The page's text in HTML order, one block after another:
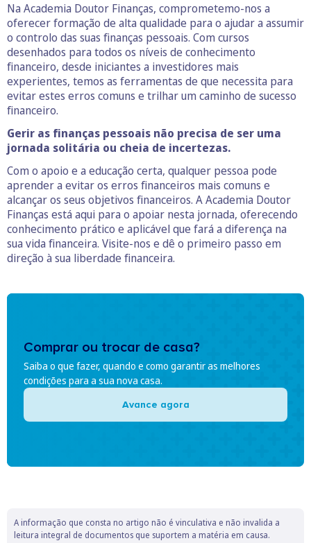
Na Academia Doutor Finanças, comprometemo-nos a
oferecer formação de alta qualidade para o ajudar a assumir
o controlo das suas finanças pessoais. Com cursos
desenhados para todos os níveis de conhecimento
financeiro, desde iniciantes a investidores mais
experientes, temos as ferramentas de que necessita para
evitar estes erros comuns e trilhar um caminho de sucesso
financeiro.
Gerir as finanças pessoais não precisa de ser uma
jornada solitária ou cheia de incertezas.
Com o apoio e a educação certa, qualquer pessoa pode
aprender a evitar os erros financeiros mais comuns e
alcançar os seus objetivos financeiros. A Academia Doutor
Finanças está aqui para o apoiar nesta jornada, oferecendo
conhecimento prático e aplicável que fará a diferença na
sua vida financeira. Visite-nos e dê o primeiro passo em
direção à sua liberdade financeira.
Comprar ou trocar de casa?
Saiba o que fazer, quando e como garantir as melhores
condições para a sua nova casa.
Avance agora
A informação que consta no artigo não é vinculativa e não invalida a
leitura integral de documentos que suportem a matéria em causa.